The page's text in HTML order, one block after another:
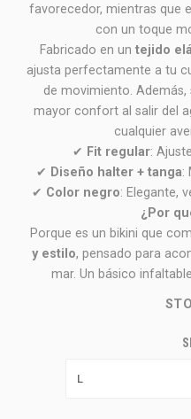
favorecedor, mientras que el
con un toque
Fabricado en un tejido
ajusta perfectamente a tu
de movimiento. Además,
mayor confort al salir del
cualquier
✔ Fit regular:
✔ Diseño halter + tanga:
✔ Color negro: Elegante,
¿Por
Porque es un bikini que
y estilo, pensado para
mar. Un básico